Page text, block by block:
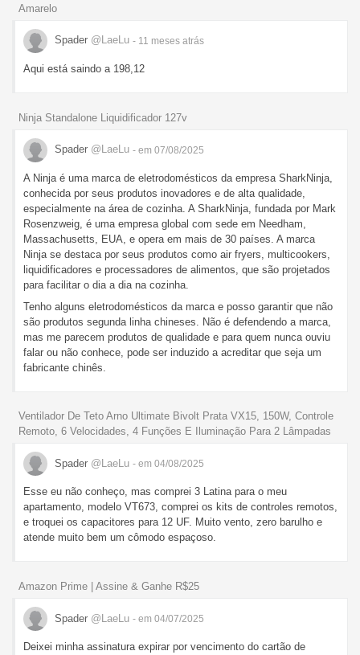
Amarelo
Spader @LaeLu - 11 meses atrás
Aqui está saindo a 198,12
Ninja Standalone Liquidificador 127v
Spader @LaeLu - em 07/08/2025
A Ninja é uma marca de eletrodomésticos da empresa SharkNinja,
conhecida por seus produtos inovadores e de alta qualidade,
especialmente na área de cozinha. A SharkNinja, fundada por Mark
Rosenzweig, é uma empresa global com sede em Needham,
Massachusetts, EUA, e opera em mais de 30 países. A marca
Ninja se destaca por seus produtos como air fryers, multicookers,
liquidificadores e processadores de alimentos, que são projetados
para facilitar o dia a dia na cozinha.
Tenho alguns eletrodomésticos da marca e posso garantir que não
são produtos segunda linha chineses. Não é defendendo a marca,
mas me parecem produtos de qualidade e para quem nunca ouviu
falar ou não conhece, pode ser induzido a acreditar que seja um
fabricante chinês.
Ventilador De Teto Arno Ultimate Bivolt Prata VX15, 150W, Controle
Remoto, 6 Velocidades, 4 Funções E Iluminação Para 2 Lâmpadas
Spader @LaeLu - em 04/08/2025
Esse eu não conheço, mas comprei 3 Latina para o meu
apartamento, modelo VT673, comprei os kits de controles remotos,
e troquei os capacitores para 12 UF. Muito vento, zero barulho e
atende muito bem um cômodo espaçoso.
Amazon Prime | Assine & Ganhe R$25
Spader @LaeLu - em 04/07/2025
Deixei minha assinatura expirar por vencimento do cartão de